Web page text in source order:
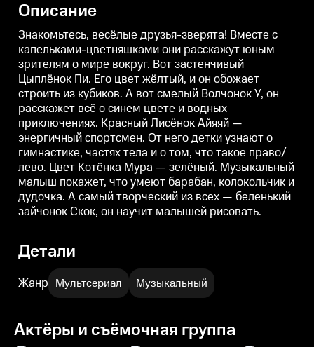
расскажет всё о синем цвете и
водных приключениях. Красный
Лисёнок Айяяй — энергичный
спортсмен. От него детки
узнают о гимнастике, частях
тела и о том, что такое право/
лево. Цвет Котёнка Мура —
зелёный. Музыкальный малыш
покажет, что умеют барабан,
колокольчик и дудочка. А самый
творческий из всех —
беленький зайчонок Скок, он
научит малышей рисовать.
Лисёнок Айяяй — энергичный
спортсмен. От него детки
узнают о гимнастике, частях
тела и о том, что такое право/
лево. Цвет Котёнка Мура —
зелёный. Музыкальный малыш
покажет, что умеют барабан,
колокольчик и дудочка. А самый
творческий из всех —
беленький зайчонок Скок, он
научит малышей рисовать.
Описание
Знакомьтесь, весёлые друзья-зверята! Вместе с
капельками-цветняшками они расскажут юным
зрителям о мире вокруг. Вот застенчивый
Цыплёнок Пи. Его цвет жёлтый, и он обожает
строить из кубиков. А вот смелый Волчонок У, он
расскажет всё о синем цвете и водных
приключениях. Красный Лисёнок Айяяй —
энергичный спортсмен. От него детки узнают о
гимнастике, частях тела и о том, что такое право/
лево. Цвет Котёнка Мура — зелёный. Музыкальный
малыш покажет, что умеют барабан, колокольчик и
дудочка. А самый творческий из всех — беленький
зайчонок Скок, он научит малышей рисовать.
Детали
Жанр Мультсериал Музыкальный
Актёры и съёмочная группа